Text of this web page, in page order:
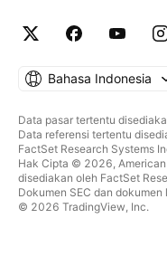
Bahasa Indonesia
Data pasar tertentu
Data referensi tertentu
FactSet Research Systems
Hak Cipta © 2026, American
disediakan oleh FactSet
Dokumen SEC dan
© 2026 TradingView, Inc.